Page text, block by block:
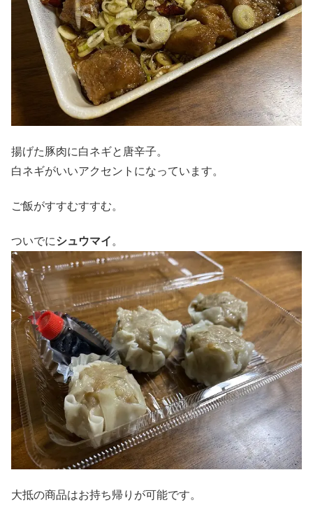
揚げた豚肉に白ネギと唐辛子。
白ネギがいいアクセントになっています。
ご飯がすすむすすむ。
ついでにシュウマイ 。
大抵の商品はお持ち帰りが可能です。